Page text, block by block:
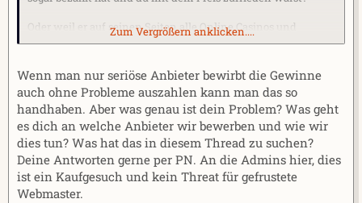
Oder weil er auf seinen Seiten alle Online Casinos und
Wettanbieter in allen Kategorien 10 von 10 Punkte gibt und
Das ist natürlich höhst seriös und der TE muss ja dann auch
absolut seriös sein, da geb ich dir recht...
Zum Vergrößern anklicken....
Wenn man nur seriöse Anbieter bewirbt die Gewinne
auch ohne Probleme auszahlen kann man das so
handhaben. Aber was genau ist dein Problem? Was geht
es dich an welche Anbieter wir bewerben und wie wir
dies tun? Was hat das in diesem Thread zu suchen?
Deine Antworten gerne per PN. An die Admins hier, dies
ist ein Kaufgesuch und kein Threat für gefrustete
Webmaster.